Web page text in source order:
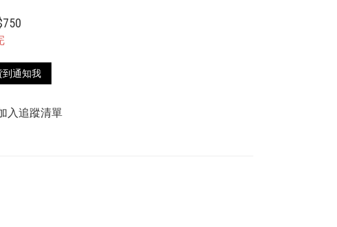
到通知我
入追蹤清單